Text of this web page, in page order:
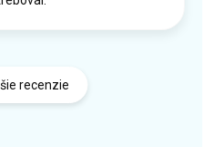
recenzie